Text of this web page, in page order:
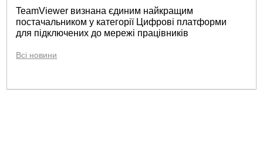
TeamViewer визнана єдиним найкращим
постачальником у категорії Цифрові платформи
для підключених до мережі працівників
Всі новини